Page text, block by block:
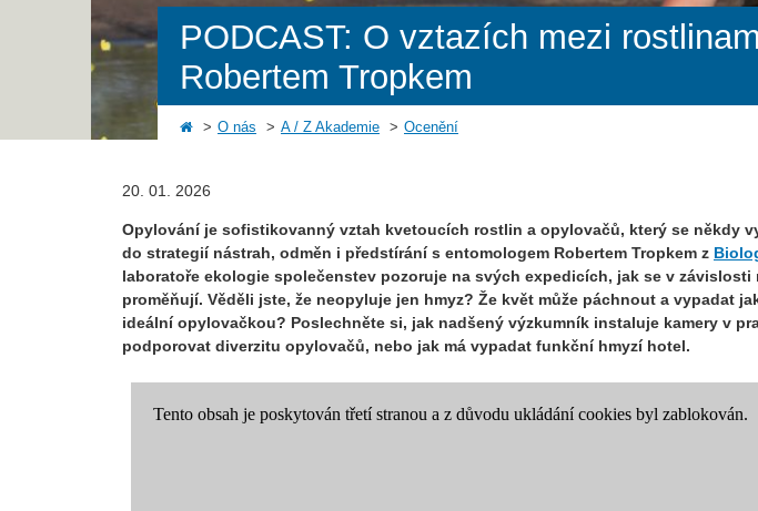
PODCAST: O vztazích mezi
Robertem Tropkem
O nás A / Z Akademie Ocenění
20. 01. 2026
Opylování je sofistikovanný vztah kvetoucích rostlin a opylovačů, který se někdy
do strategií nástrah, odměn i předstírání s entomologem Robertem Tropkem z
laboratoře ekologie společenstev pozoruje na svých expedicích, jak se v závislosti
proměňují. Věděli jste, že neopyluje jen hmyz? Že květ může páchnout a vypadat
ideální opylovačkou? Poslechněte si, jak nadšený výzkumník instaluje kamery v
podporovat diverzitu opylovačů, nebo jak má vypadat funkční hmyzí hotel.